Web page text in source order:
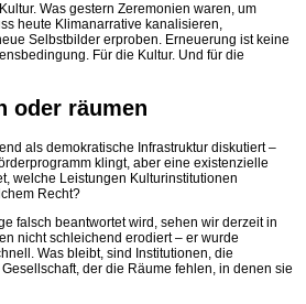
Was gestern Zeremonien waren, um
heute Klimanarrative kanalisieren,
Selbstbilder erproben. Erneuerung ist keine
Für die Kultur. Und für die
oder räumen
als demokratische Infrastruktur diskutiert –
klingt, aber eine existenzielle
welche Leistungen Kulturinstitutionen
Recht?
falsch beantwortet wird, sehen wir derzeit in
nicht schleichend erodiert – er wurde
Was bleibt, sind Institutionen, die
der die Räume fehlen, in denen sie